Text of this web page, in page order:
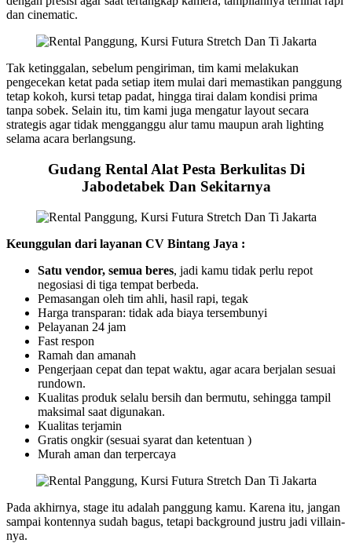
dan cinematic.
Tak ketinggalan, sebelum pengiriman, tim kami melakukan
pengecekan ketat pada setiap item mulai dari memastikan panggung
tetap kokoh, kursi tetap padat, hingga tirai dalam kondisi prima
tanpa sobek. Selain itu, tim kami juga mengatur layout secara
strategis agar tidak mengganggu alur tamu maupun arah lighting
selama acara berlangsung.
Gudang Rental Alat Pesta Berkulitas Di
Jabodetabek Dan Sekitarnya
Keunggulan dari layanan CV Bintang Jaya :
Satu vendor, semua beres, jadi kamu tidak perlu repot
negosiasi di tiga tempat berbeda.
Pemasangan oleh tim ahli, hasil rapi, tegak
Harga transparan: tidak ada biaya tersembunyi
Pelayanan 24 jam
Fast respon
Ramah dan amanah
Pengerjaan cepat dan tepat waktu, agar acara berjalan sesuai
rundown.
Kualitas produk selalu bersih dan bermutu, sehingga tampil
maksimal saat digunakan.
Kualitas terjamin
Gratis ongkir (sesuai syarat dan ketentuan )
Murah aman dan terpercaya
Pada akhirnya, stage itu adalah panggung kamu. Karena itu, jangan
sampai kontennya sudah bagus, tetapi background justru jadi villain-
nya.